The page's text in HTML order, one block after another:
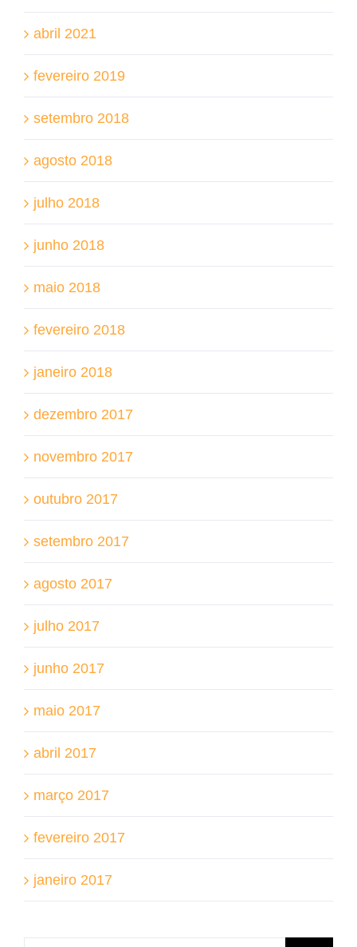
abril 2021
fevereiro 2019
setembro 2018
agosto 2018
julho 2018
junho 2018
maio 2018
fevereiro 2018
janeiro 2018
dezembro 2017
novembro 2017
outubro 2017
setembro 2017
agosto 2017
julho 2017
junho 2017
maio 2017
abril 2017
março 2017
fevereiro 2017
janeiro 2017